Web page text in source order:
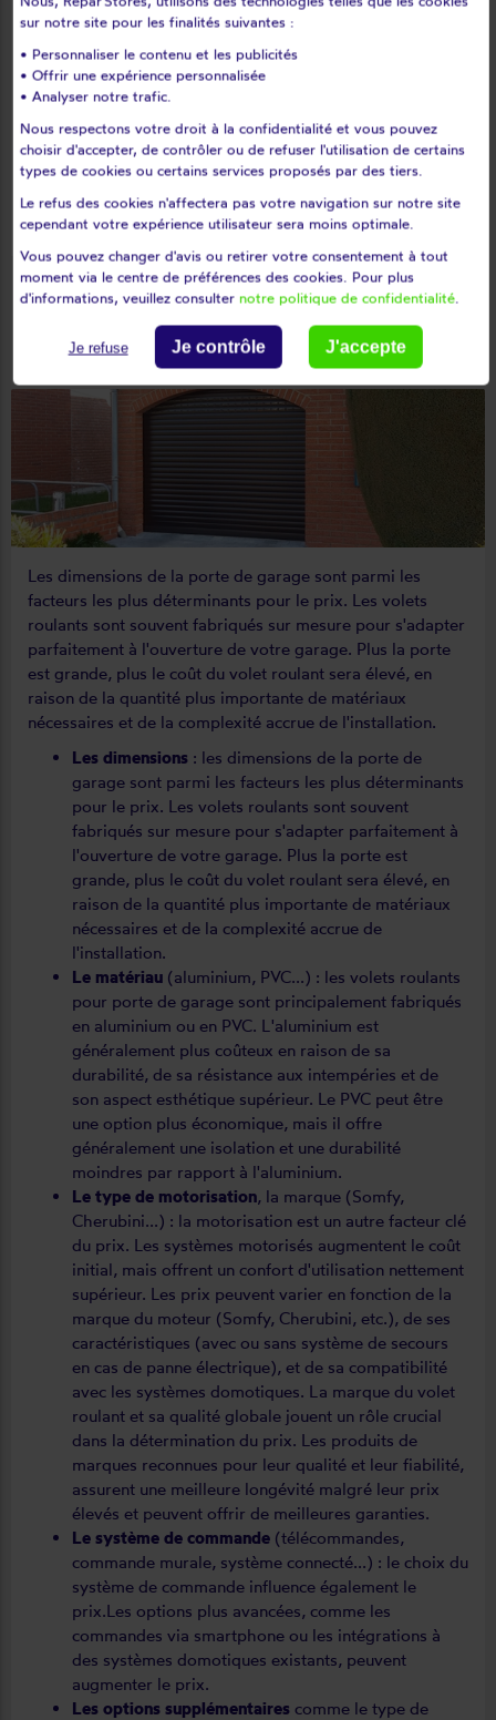
Excellent travail réalisé avec soin par
les 2 intervenants. Ils ont dû démontrer
entièrement le double store et le
remonter à l'endroit avant de changer
la toile. Le store est maintenant comme
fonctionnel. Je recommande vivement
cette entreprise.
Avis déposé le 01/08/2026
Quel est le prix d'un volet roulant pour
porte de garage ?
Les dimensions de la porte de garage sont parmi les
facteurs les plus déterminants pour le prix. Les volets
roulants sont souvent fabriqués sur mesure pour s'adapter
parfaitement à l'ouverture de votre garage. Plus la porte
est grande, plus le coût du volet roulant sera élevé, en
raison de la quantité plus importante de matériaux
nécessaires et de la complexité accrue de l'installation.
Les dimensions : les dimensions de la porte de
garage sont parmi les facteurs les plus déterminants
pour le prix. Les volets roulants sont souvent
fabriqués sur mesure pour s'adapter parfaitement à
l'ouverture de votre garage. Plus la porte est
grande, plus le coût du volet roulant sera élevé, en
raison de la quantité plus importante de matériaux
nécessaires et de la complexité accrue de
l'installation.
Le matériau (aluminium, PVC...) : les volets roulants
pour porte de garage sont principalement fabriqués
en aluminium ou en PVC. L'aluminium est
généralement plus coûteux en raison de sa
durabilité, de sa résistance aux intempéries et de
son aspect esthétique supérieur. Le PVC peut être
une option plus économique, mais il offre
généralement une isolation et une durabilité
moindres par rapport à l'aluminium.
Le type de motorisation, la marque (Somfy,
Cherubini...) : la motorisation est un autre facteur clé
du prix. Les systèmes motorisés augmentent le coût
initial, mais offrent un confort d'utilisation nettement
supérieur. Les prix peuvent varier en fonction de la
marque du moteur (Somfy, Cherubini, etc.), de ses
caractéristiques (avec ou sans système de secours
en cas de panne électrique), et de sa compatibilité
avec les systèmes domotiques. La marque du volet
roulant et sa qualité globale jouent un rôle crucial
dans la détermination du prix. Les produits de
marques reconnues pour leur qualité et leur fiabilité,
assurent une meilleure longévité malgré leur prix
élevés et peuvent offrir de meilleures garanties.
Le système de commande (télécommandes,
commande murale, système connecté...) : le choix du
système de commande influence également le
prix.Les options plus avancées, comme les
commandes via smartphone ou les intégrations à
des systèmes domotiques existants, peuvent
augmenter le prix.
Les options supplémentaires comme le type de
sur notre site pour les finalités suivantes :
• Personnaliser le contenu et les publicités
• Offrir une expérience personnalisée
• Analyser notre trafic.
Nous respectons votre droit à la confidentialité et vous pouvez
choisir d'accepter, de contrôler ou de refuser l'utilisation de certains
types de cookies ou certains services proposés par des tiers.
Le refus des cookies n'affectera pas votre navigation sur notre site
cependant votre expérience utilisateur sera moins optimale.
Vous pouvez changer d'avis ou retirer votre consentement à tout
moment via le centre de préférences des cookies. Pour plus
d'informations, veuillez consulter notre politique de confidentialité.
Je refuse Je contrôle J'accepte